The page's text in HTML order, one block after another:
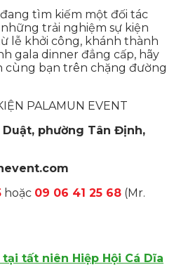
tìm kiếm một đối tác
trải nghiệm sự kiện
lễ khởi công, khánh thành
gala dinner đẳng cấp, hãy
cùng bạn trên chặng đường
PALAMUN EVENT
Duật, phường Tân Định,
hoặc 09 06 41 25 68 (Mr.
tất niên Hiệp Hội Cá Dĩa